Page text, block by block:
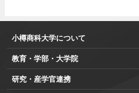
小樽商科大学について
教育・学部・大学院
研究・産学官連携